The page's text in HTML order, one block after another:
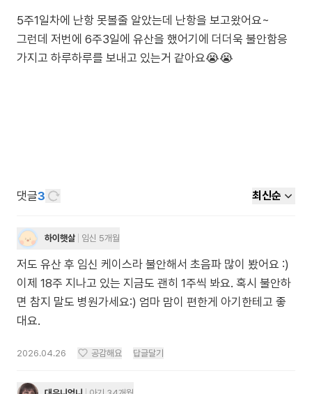
5주1일차에 난항 못볼줄 알았는데 난항을 보고왔어요~
그런데 저번에 6주3일에 유산을 했어기에 더더욱 불안함응
가지고 하루하루를 보내고 있는거 같아요😭😭
댓글3 최신순
하이햇살 임신 5개월
저도 유산 후 임신 케이스라 불안해서 초음파 많이 봤어요 :)
이제 18주 지나고 있는 지금도 괜히 1주씩 봐요. 혹시 불안하
면 참지 말도 병원가세요:) 엄마 맘이 편한게 아기한테고 좋
대요.
2026.04.26 공감해요 답글달기